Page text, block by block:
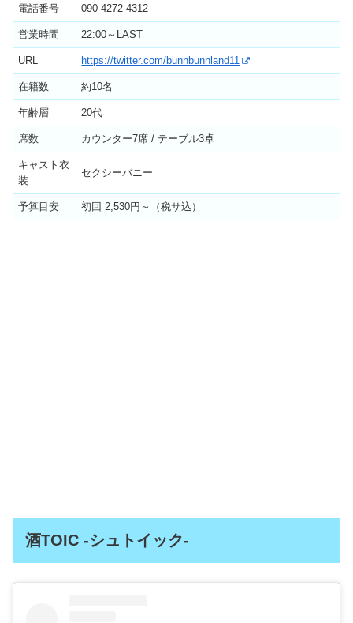
電話番号 090-4272-4312
営業時間 22:00～LAST
URL https://twitter.com/bunnbunnland11
在籍数 約10名
年齢層 20代
席数 カウンター7席 / テーブル3卓
キャスト衣
装
セクシーバニー
予算目安 初回 2,530円～（税サ込）
酒TOIC -シュトイック-